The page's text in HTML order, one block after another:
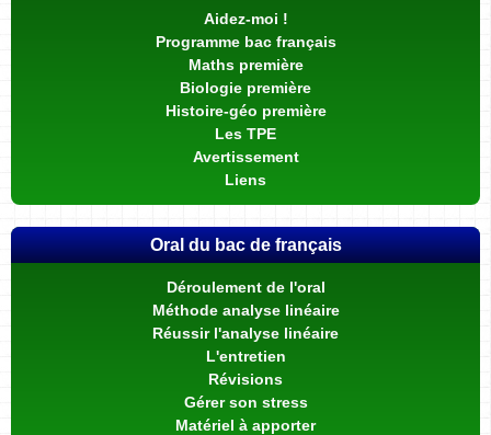
Aidez-moi !
Programme bac français
Maths première
Biologie première
Histoire-géo première
Les TPE
Avertissement
Liens
Oral du bac de français
Déroulement de l'oral
Méthode analyse linéaire
Réussir l'analyse linéaire
L'entretien
Révisions
Gérer son stress
Matériel à apporter